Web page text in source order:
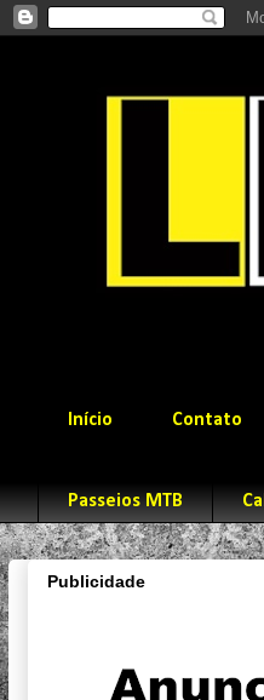
Início Contato
Passeios MTB
Publicidade